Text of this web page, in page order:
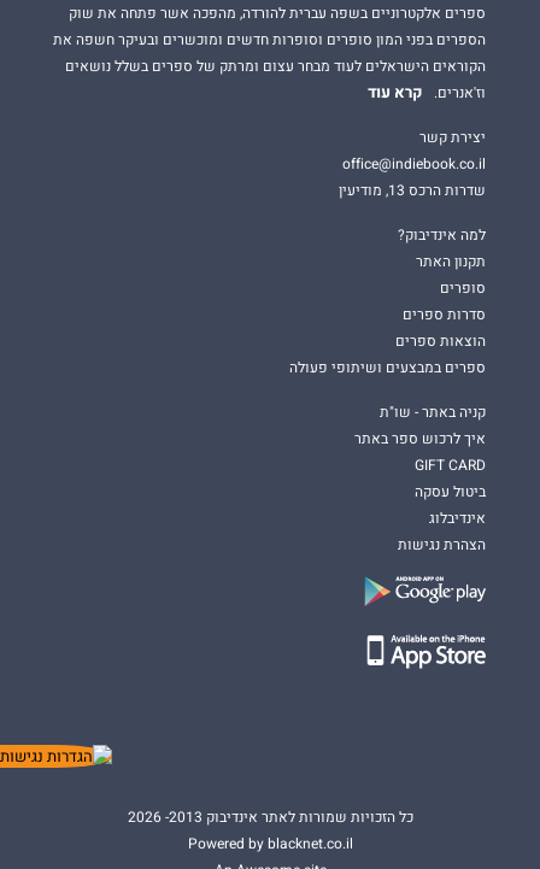
ספרים אלקטרוניים בשפה עברית להורדה, מהפכה אשר פתחה את שוק
הספרים בפני המון סופרים וסופרות חדשים ומוכשרים ובעיקר חשפה את
הקוראים הישראלים לעוד מבחר עצום ומרתק של ספרים בשלל נושאים
וז'אנרים.
קרא עוד
יצירת קשר
office@indiebook.co.il
שדרות הרכס 13, מודיעין
למה אינדיבוק?
תקנון האתר
סופרים
סדרות ספרים
הוצאות ספרים
ספרים במבצעים ושיתופי פעולה
קניה באתר - שו"ת
איך לרכוש ספר באתר
GIFT CARD
ביטול עסקה
אינדיבלוג
הצהרת נגישות
כל הזכויות שמורות לאתר אינדיבוק 2013- 2026
Powered by blacknet.co.il